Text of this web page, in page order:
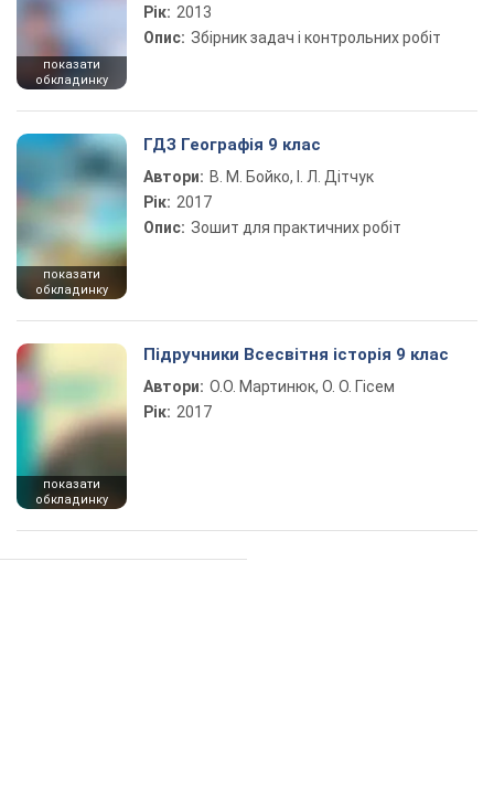
показати
обкладинку
Рік: 2013
Опис: Збірник задач і контрольних робіт
показати
обкладинку
ГДЗ Географія 9 клас
Автори: В. М. Бойко, І. Л. Дітчук
Рік: 2017
Опис: Зошит для практичних робіт
показати
обкладинку
Підручники Всесвітня історія 9 клас
Автори: О.О. Мартинюк, О. О. Гісем
Рік: 2017